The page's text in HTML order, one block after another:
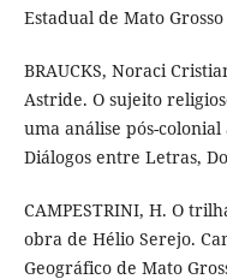
Estadual de Mato
BRAUCKS, Noraci
Astride. O sujeito
uma análise pós-
Diálogos entre Letras,
CAMPESTRINI, H. O
obra de Hélio Serejo.
Geográfico de Mato